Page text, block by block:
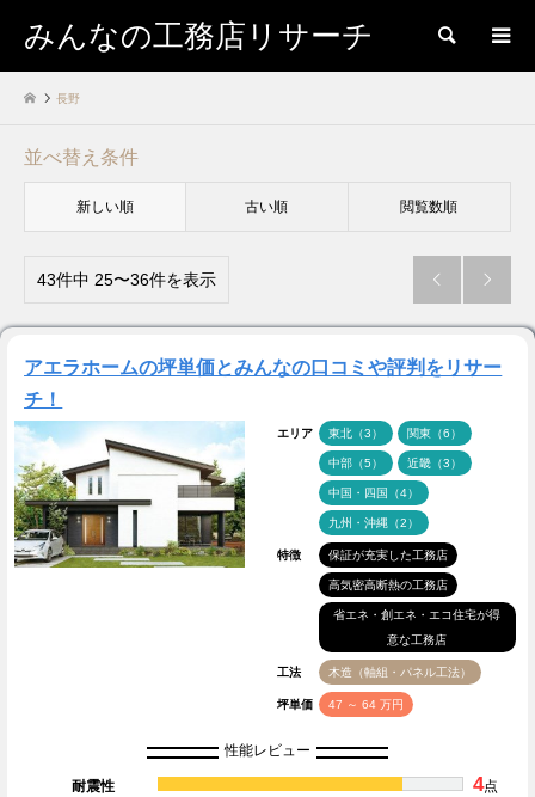
みんなの工務店リサーチ 検索
長野
並べ替え条件
新しい順 古い順 閲覧数順
43件中 25〜36件を表示  
アエラホームの坪単価とみんなの口コミや評判をリサー
チ！
エリア 東北（3） 関東（6）
中部（5） 近畿（3）
中国・四国（4）
九州・沖縄（2）
特徴 保証が充実した工務店
高気密高断熱の工務店
省エネ・創エネ・エコ住宅が得
意な工務店
工法 木造（軸組・パネル工法）
坪単価 47 ～ 64 万円
性能レビュー
耐震性 4点